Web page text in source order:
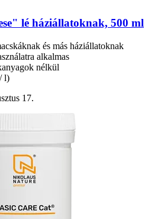
lé háziállatoknak, 500 ml
és más háziállatoknak
alkalmas
nélkül
l)
17.